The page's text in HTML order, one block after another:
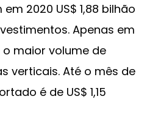
2020 US$ 1,88 bilhão
Apenas em
o maior volume de
verticais. Até o mês de
é de US$ 1,15